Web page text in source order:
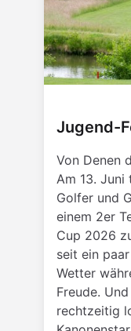
Jugend-
Von Denen
Am 13. Juni
Golfer und
einem 2er
Cup 2026
seit ein
Wetter
Freude.
rechtzeitig